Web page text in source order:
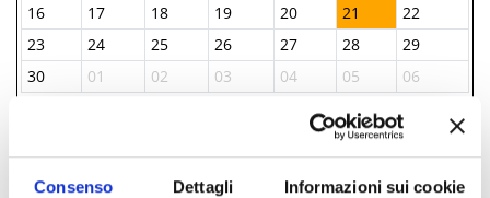
Consenso Dettagli Informazioni sui cookie
16
17 18 19 20 21
22
23
24 25 26 27 28
29
30
01 02 03 04 05 06
INFORMAZIONI ­